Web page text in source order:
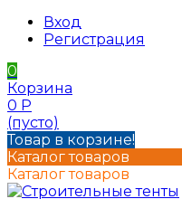
Вход
Регистрация
0
Корзина
0 Р
(пусто)
Товар в корзине!
Каталог товаров
Каталог товаров